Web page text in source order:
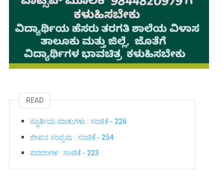
READ
ಸ್ಫೂರ್ತಿಯ ಮಾತುಗಳು : ಸಂಚಿಕೆ - 226
ಜೀವನ ಸಂಭ್ರಮ : ಸಂಚಿಕೆ - 254
ಪದದಂಗಳ : ಸಂಚಿಕೆ - 223